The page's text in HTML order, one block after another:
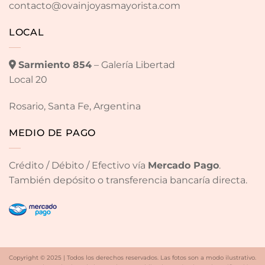
LOCAL
Sarmiento 854– Galería Libertad
Local 20
Rosario, Santa Fe, Argentina
MEDIO DE PAGO
Crédito / Débito / Efectivo vía Mercado Pago.
También depósito o transferencia bancaría directa.
contacto@ovainjoyasmayorista.com
Copyright © 2025 | Todos los derechos reservados. Las fotos son a modo ilustrativo.